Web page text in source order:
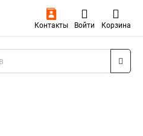
Контакты Войти Корзина